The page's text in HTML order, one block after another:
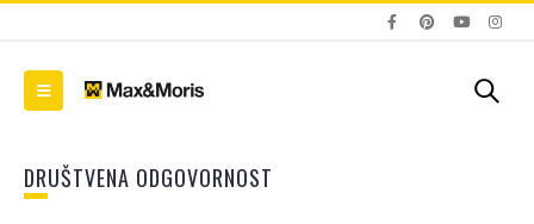
DRUŠTVENA ODGOVORNOST